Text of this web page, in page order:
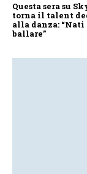
Questa sera su
torna il talent
alla danza: “Nati
ballare”